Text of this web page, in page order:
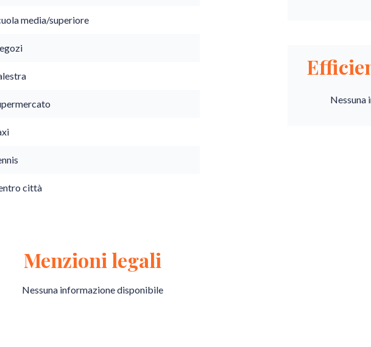
media/superiore
città
Menzioni legali
Nessuna informazione disponibile
Nessuna